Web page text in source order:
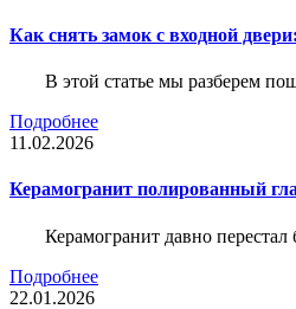
Как снять замок с входной
В этой статье мы разберем
Подробнее
11.02.2026
Керамогранит полированный
Керамогранит давно
Подробнее
22.01.2026